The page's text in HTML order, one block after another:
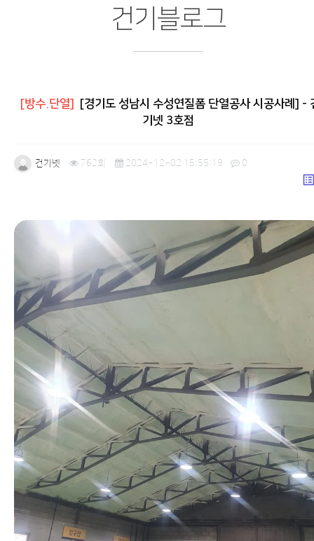
건기블로그
[방수.단열]
[경기도 성남시 수성연질폼 단열공사 시공사례] -
기넷 3호점
건기넷 762회 2024-12-02 15:55:19 0